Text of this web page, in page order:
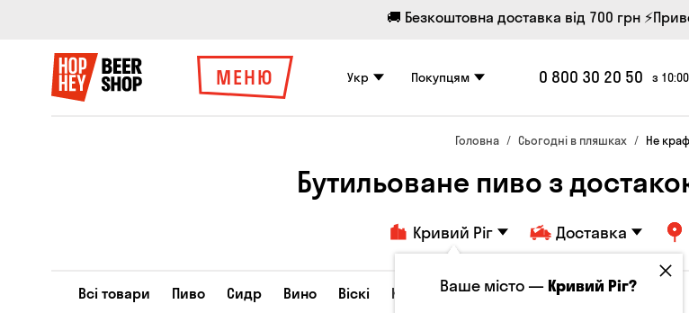
🚚 Безкоштовна доставка від 700 грн
МЕНЮ Укр Покупцям 0 800 30 20 50 з
Головна Сьогодні в пляшках Не
Бутильоване пиво з
Кривий Ріг Доставка
Всі товари Пиво Сидр Вино Віскі Коктейлі Соджу Лікери та настоянки
Ваше місто —Кривий Ріг?